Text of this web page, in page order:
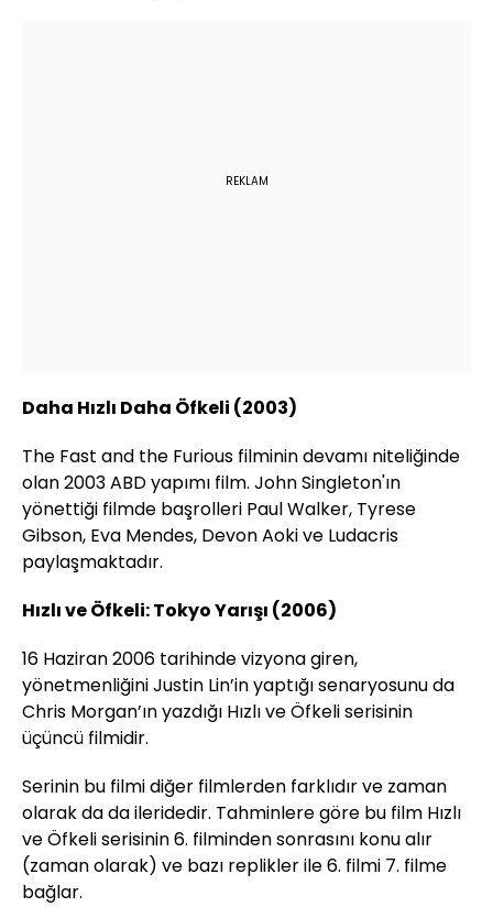
REKLAM
Daha Hızlı Daha Öfkeli (2003)
The Fast and the Furious filminin devamı niteliğinde
olan 2003 ABD yapımı film. John Singleton'ın
yönettiği filmde başrolleri Paul Walker, Tyrese
Gibson, Eva Mendes, Devon Aoki ve Ludacris
paylaşmaktadır.
Hızlı ve Öfkeli: Tokyo Yarışı (2006)
16 Haziran 2006 tarihinde vizyona giren,
yönetmenliğini Justin Lin’in yaptığı senaryosunu da
Chris Morgan’ın yazdığı Hızlı ve Öfkeli serisinin
üçüncü filmidir.
Serinin bu filmi diğer filmlerden farklıdır ve zaman
olarak da da ileridedir. Tahminlere göre bu film Hızlı
ve Öfkeli serisinin 6. filminden sonrasını konu alır
(zaman olarak) ve bazı replikler ile 6. filmi 7. filme
bağlar.